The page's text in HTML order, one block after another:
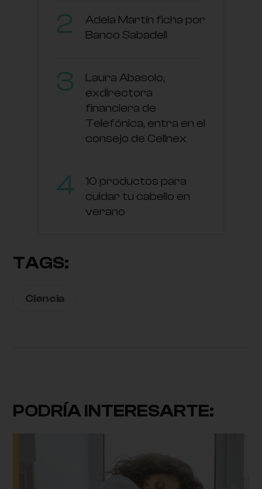
Adela Martín ficha por
Banco Sabadell
Laura Abasolo,
exdirectora
financiera de
Telefónica, entra en el
consejo de Cellnex
10 productos para
cuidar tu cabello en
verano
TAGS:
Ciencia
PODRÍA INTERESARTE: